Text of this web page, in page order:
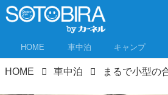
HOME 車中泊 キャンプ
HOME 車中泊